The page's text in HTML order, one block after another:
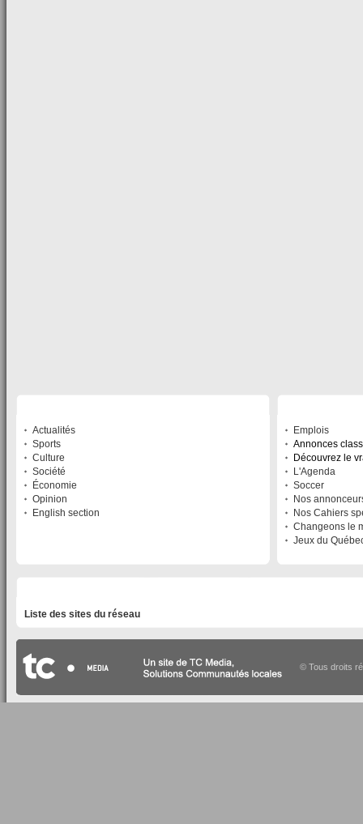
Actualités
Sports
Culture
Société
Économie
Opinion
English section
Emplois
Annonces
Découvrez le
L'Agenda
Soccer
Nos
Nos Cahiers
Changeons le
Jeux du
Liste des sites du réseau
© Tous droits